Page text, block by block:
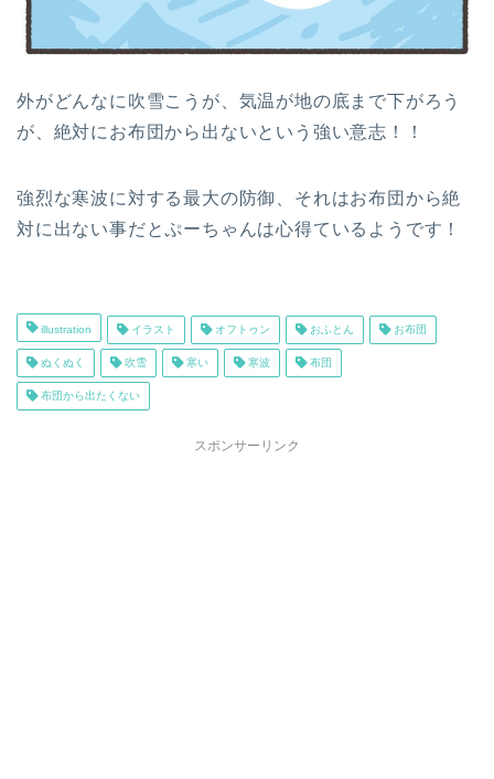
外がどんなに吹雪こうが、気温が地の底まで下がろう
が、絶対にお布団から出ないという強い意志！！
強烈な寒波に対する最大の防御、それはお布団から絶
対に出ない事だとぷーちゃんは心得ているようです！
illustration イラスト オフトゥン おふとん お布団
ぬくぬく 吹雪 寒い 寒波 布団
布団から出たくない
スポンサーリンク